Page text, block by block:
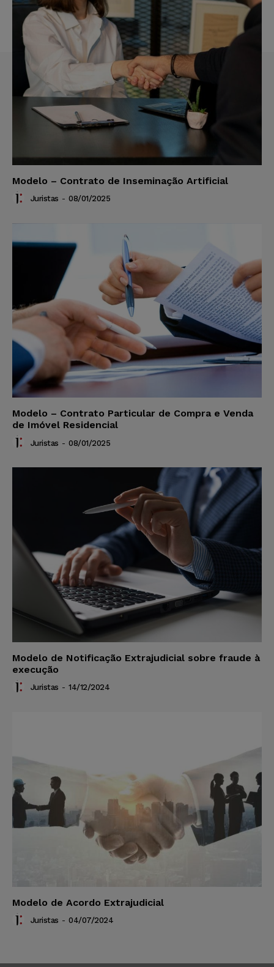
Modelo – Contrato de Inseminação Artificial
Juristas - 08/01/2025
Modelo – Contrato Particular de Compra e Venda
de Imóvel Residencial
Juristas - 08/01/2025
Modelo de Notificação Extrajudicial sobre fraude à
execução
Juristas - 14/12/2024
Modelo de Acordo Extrajudicial
Juristas - 04/07/2024